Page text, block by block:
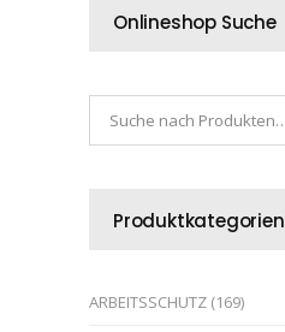
Onlineshop Suche
Produktkategorien
ARBEITSSCHUTZ (169)